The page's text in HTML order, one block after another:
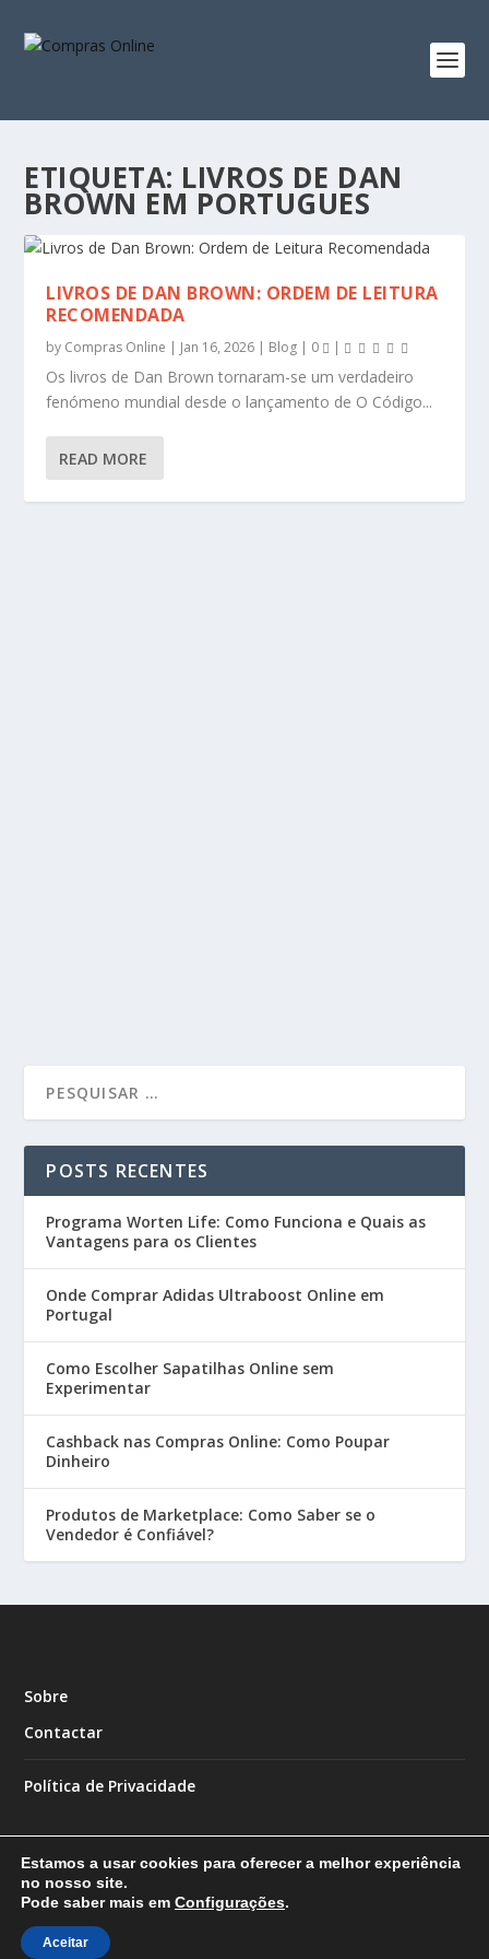
ETIQUETA: LIVROS DE DAN
BROWN EM PORTUGUES
LIVROS DE DAN BROWN: ORDEM DE LEITURA
RECOMENDADA
by Compras Online | Jan 16, 2026 | Blog | 0 |
Os livros de Dan Brown tornaram-se um verdadeiro
fenómeno mundial desde o lançamento de O Código...
READ MORE
POSTS RECENTES
Programa Worten Life: Como Funciona e Quais as
Vantagens para os Clientes
Onde Comprar Adidas Ultraboost Online em
Portugal
Como Escolher Sapatilhas Online sem
Experimentar
Cashback nas Compras Online: Como Poupar
Dinheiro
Produtos de Marketplace: Como Saber se o
Vendedor é Confiável?
Sobre
Contactar
Política de Privacidade
Designed by
Estamos a usar cookies para oferecer a melhor experiência
no nosso site.
Pode saber mais em Configurações.
Aceitar